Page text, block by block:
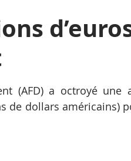
(AFD) a octroyé
de dollars américains)